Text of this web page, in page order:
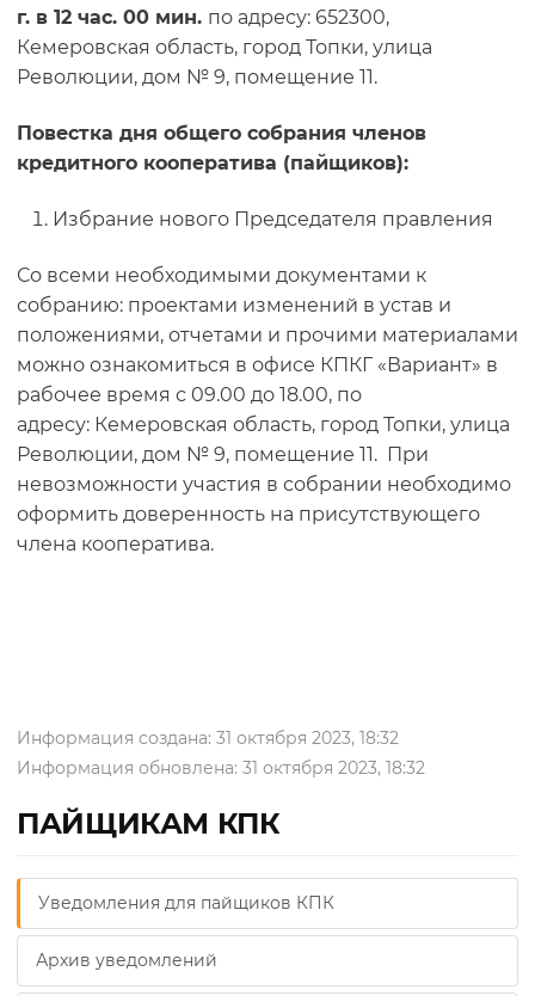
г. в 12 час. 00 мин. по адресу: 652300,
Кемеровская область, город Топки, улица
Революции, дом № 9, помещение 11.
Повестка дня общего собрания членов
кредитного кооператива (пайщиков):
Избрание нового Председателя правления
Со всеми необходимыми документами к
собранию: проектами изменений в устав и
положениями, отчетами и прочими материалами
можно ознакомиться в офисе КПКГ «Вариант» в
рабочее время с 09.00 до 18.00, по
адресу: Кемеровская область, город Топки, улица
Революции, дом № 9, помещение 11. При
невозможности участия в собрании необходимо
оформить доверенность на присутствующего
члена кооператива.
Информация создана: 31 октября 2023, 18:32
Информация обновлена: 31 октября 2023, 18:32
ПАЙЩИКАМ КПК
Уведомления для пайщиков КПК
Архив уведомлений